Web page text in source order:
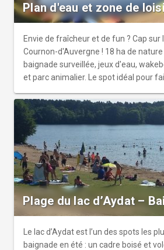
Plan d'eau et zone de
Envie de fraîcheur et de fun ? Cap sur
Cournon-d'Auvergne ! 18 ha de
baignade surveillée, jeux d'eau,
et parc animalier. Le spot idéal pour
Plage du lac d’Aydat –
Le lac d’Aydat est l’un des spots les
baignade en été : un cadre boisé et